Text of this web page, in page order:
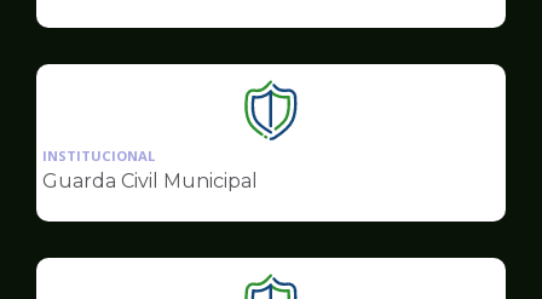
Segurança
Ilustração
da
Segurança
INSTITUCIONAL
Guarda Civil Municipal